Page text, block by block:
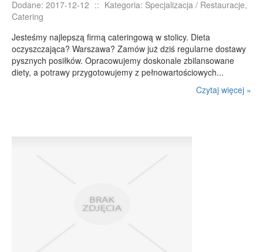
Dodane: 2017-12-12 :: Kategoria: Specjalizacja / Restauracje,
Catering
Jesteśmy najlepszą firmą cateringową w stolicy. Dieta
oczyszczająca? Warszawa? Zamów już dziś regularne dostawy
pysznych posiłków. Opracowujemy doskonale zbilansowane
diety, a potrawy przygotowujemy z pełnowartościowych...
Czytaj więcej »